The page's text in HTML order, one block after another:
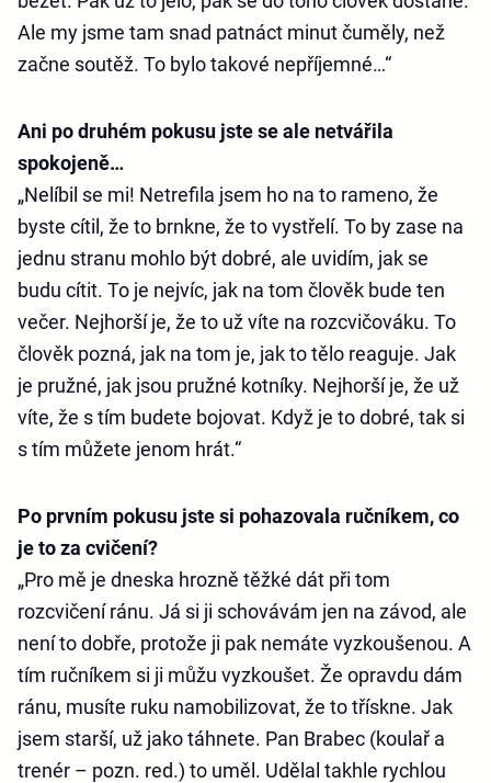
Ale my jsme tam snad patnáct minut čuměly, než
začne soutěž. To bylo takové nepříjemné…“
Ani po druhém pokusu jste se ale netvářila
spokojeně…
„Nelíbil se mi! Netrefila jsem ho na to rameno, že
byste cítil, že to brnkne, že to vystřelí. To by zase na
jednu stranu mohlo být dobré, ale uvidím, jak se
budu cítit. To je nejvíc, jak na tom člověk bude ten
večer. Nejhorší je, že to už víte na rozcvičováku. To
člověk pozná, jak na tom je, jak to tělo reaguje. Jak
je pružné, jak jsou pružné kotníky. Nejhorší je, že už
víte, že s tím budete bojovat. Když je to dobré, tak si
s tím můžete jenom hrát.“
Po prvním pokusu jste si pohazovala ručníkem, co
je to za cvičení?
„Pro mě je dneska hrozně těžké dát při tom
rozcvičení ránu. Já si ji schovávám jen na závod, ale
není to dobře, protože ji pak nemáte vyzkoušenou. A
tím ručníkem si ji můžu vyzkoušet. Že opravdu dám
ránu, musíte ruku namobilizovat, že to třískne. Jak
jsem starší, už jako táhnete. Pan Brabec (koulař a
trenér – pozn. red.) to uměl. Udělal takhle rychlou